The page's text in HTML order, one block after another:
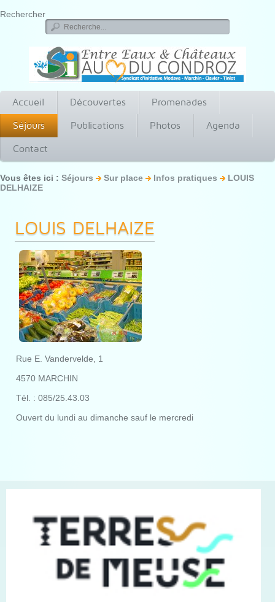
Rechercher
Accueil Découvertes
Promenades
Séjours
Publications Photos
Agenda
Contact
Vous êtes ici : Séjours Sur place Infos pratiques
LOUIS
DELHAIZE
LOUIS DELHAIZE
Rue E. Vandervelde, 1
4570 MARCHIN
Tél. : 085/25.43.03
Ouvert du lundi au dimanche sauf le mercredi